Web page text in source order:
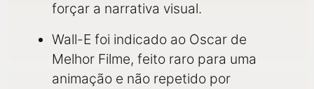
forçar a narrativa visual.
Wall-E foi indicado ao Oscar de
Melhor Filme, feito raro para uma
animação e não repetido por